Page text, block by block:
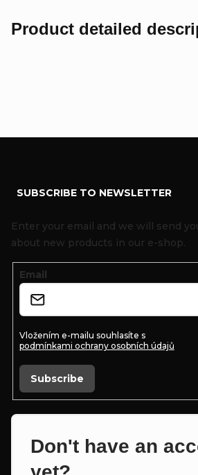
Product detailed
SUBSCRIBE TO NEWSLETTER
Enter your email and we will send
about new products in our e-shop.
Email
Vložením e-mailu souhlasíte s
podmínkami ochrany osobních údajů
Subscribe
Don't have an